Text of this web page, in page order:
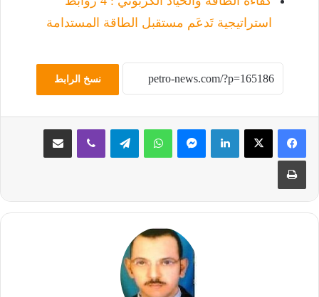
استراتيجية تَدعَم مستقبل الطاقة المستدامة
نسخ الرابط
لينكدإن ماسنجر واتساب تيلقرام ڤايبر مشاركة عبر البريد
طباعة